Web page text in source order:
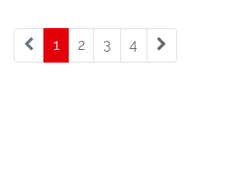
1(current)
2 3 4